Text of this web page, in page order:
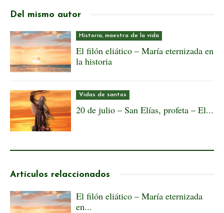
Del mismo autor
Historia, maestra de la vida
El filón eliático – María eternizada en
la historia
Vidas de santos
20 de julio – San Elías, profeta – El...
Artículos relaccionados
El filón eliático – María eternizada
en...